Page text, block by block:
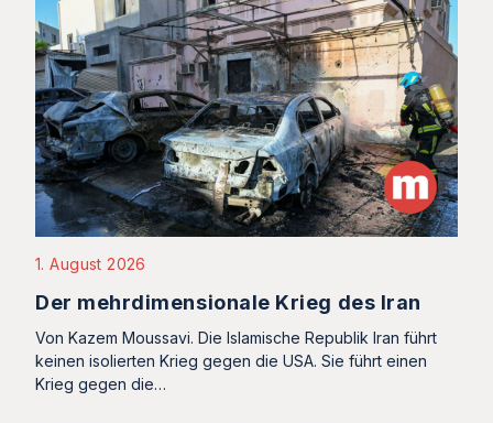
1. August 2026
Der mehrdimensionale Krieg des Iran
Von Kazem Moussavi. Die Islamische Republik Iran führt
keinen isolierten Krieg gegen die USA. Sie führt einen
Krieg gegen die…